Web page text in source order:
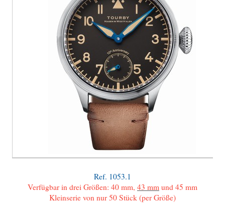
Ref. 1053.1
Verfügbar in drei Größen: 40 mm, 43 mm und 45 mm
Kleinserie von nur 50 Stück (per Größe)